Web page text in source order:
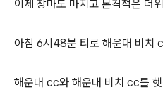
이제 장마도 마치고 본격적은 더
아침 6시48분 티로 해운대 비치
해운대 cc와 해운대 비치 cc를 헷